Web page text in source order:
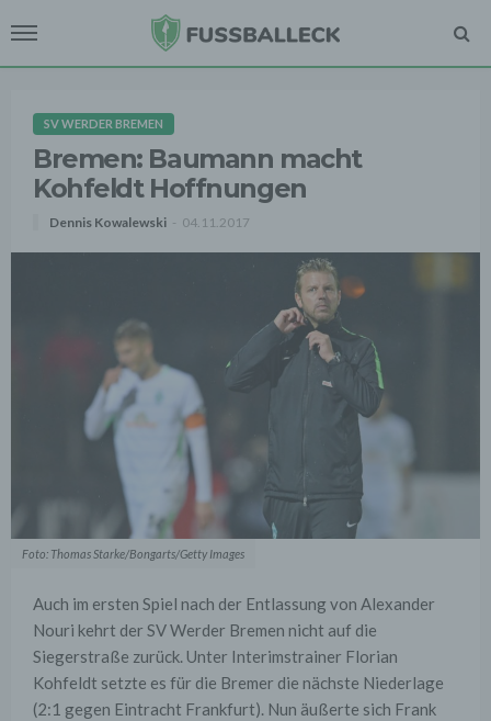
SV WERDER BREMEN
Bremen: Baumann macht
Kohfeldt Hoffnungen
Dennis Kowalewski 04.11.2017
Foto: Thomas Starke/Bongarts/Getty Images
Auch im ersten Spiel nach der Entlassung von Alexander
Nouri kehrt der SV Werder Bremen nicht auf die
Siegerstraße zurück. Unter Interimstrainer Florian
Kohfeldt setzte es für die Bremer die nächste Niederlage
(2:1 gegen Eintracht Frankfurt). Nun äußerte sich Frank